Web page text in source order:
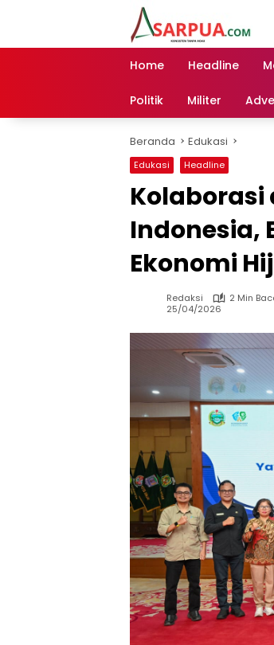
Home Headline
Politik Militer
Beranda Edukasi
Edukasi Headline
Kolaborasi
Indonesia,
Ekonomi
Redaksi
2 Min
25/04/2026